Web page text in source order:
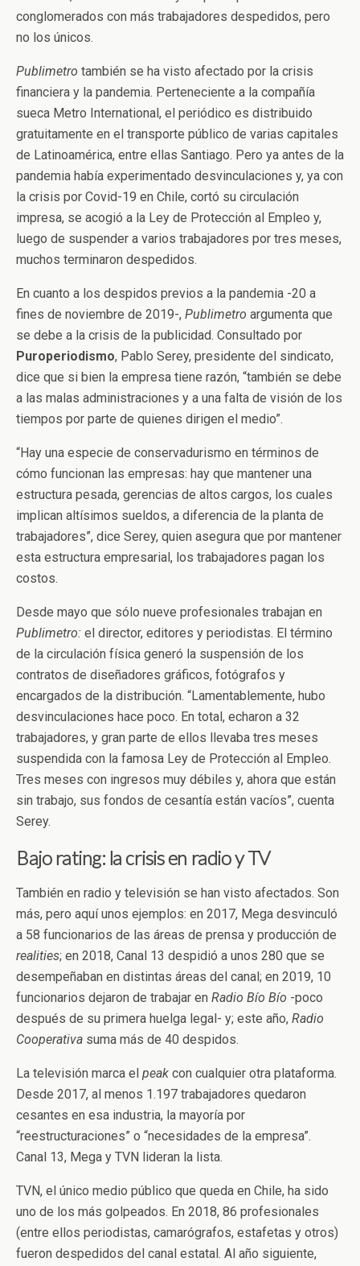
conglomerados con más trabajadores despedidos, pero
no los únicos.
Publimetro también se ha visto afectado por la crisis
financiera y la pandemia. Perteneciente a la compañía
sueca Metro International, el periódico es distribuido
gratuitamente en el transporte público de varias capitales
de Latinoamérica, entre ellas Santiago. Pero ya antes de la
pandemia había experimentado desvinculaciones y, ya con
la crisis por Covid-19 en Chile, cortó su circulación
impresa, se acogió a la Ley de Protección al Empleo y,
luego de suspender a varios trabajadores por tres meses,
muchos terminaron despedidos.
En cuanto a los despidos previos a la pandemia -20 a
fines de noviembre de 2019-, Publimetro argumenta que
se debe a la crisis de la publicidad. Consultado por
Puroperiodismo, Pablo Serey, presidente del sindicato,
dice que si bien la empresa tiene razón, “también se debe
a las malas administraciones y a una falta de visión de los
tiempos por parte de quienes dirigen el medio”.
“Hay una especie de conservadurismo en términos de
cómo funcionan las empresas: hay que mantener una
estructura pesada, gerencias de altos cargos, los cuales
implican altísimos sueldos, a diferencia de la planta de
trabajadores”, dice Serey, quien asegura que por mantener
esta estructura empresarial, los trabajadores pagan los
costos.
Desde mayo que sólo nueve profesionales trabajan en
Publimetro: el director, editores y periodistas. El término
de la circulación física generó la suspensión de los
contratos de diseñadores gráficos, fotógrafos y
encargados de la distribución. “Lamentablemente, hubo
desvinculaciones hace poco. En total, echaron a 32
trabajadores, y gran parte de ellos llevaba tres meses
suspendida con la famosa Ley de Protección al Empleo.
Tres meses con ingresos muy débiles y, ahora que están
sin trabajo, sus fondos de cesantía están vacíos”, cuenta
Serey.
Bajo rating: la crisis en radio y TV
También en radio y televisión se han visto afectados. Son
más, pero aquí unos ejemplos: en 2017, Mega desvinculó
a 58 funcionarios de las áreas de prensa y producción de
realities; en 2018, Canal 13 despidió a unos 280 que se
desempeñaban en distintas áreas del canal; en 2019, 10
funcionarios dejaron de trabajar en Radio Bío Bío -poco
después de su primera huelga legal- y; este año, Radio
Cooperativa suma más de 40 despidos.
La televisión marca el peak con cualquier otra plataforma.
Desde 2017, al menos 1.197 trabajadores quedaron
cesantes en esa industria, la mayoría por
“reestructuraciones” o “necesidades de la empresa”.
Canal 13, Mega y TVN lideran la lista.
TVN, el único medio público que queda en Chile, ha sido
uno de los más golpeados. En 2018, 86 profesionales
(entre ellos periodistas, camarógrafos, estafetas y otros)
fueron despedidos del canal estatal. Al año siguiente,